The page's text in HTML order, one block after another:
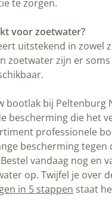
onze nieuwsbrief